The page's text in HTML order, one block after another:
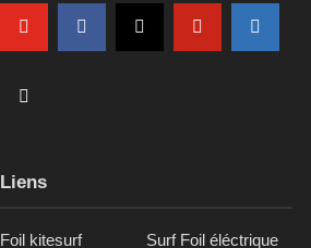
Liens
Foil kitesurf Surf Foil éléctrique